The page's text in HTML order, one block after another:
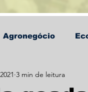
Agronegócio
Informe Publicitário
3 min de leitura